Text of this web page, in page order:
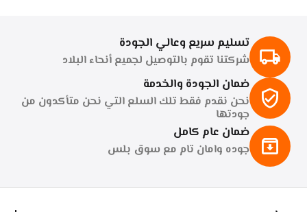
+ −
+ −
تسليم سريع وعالي الجودة
شركتنا تقوم بالتوصيل لجميع أنحاء البلاد
ضمان الجودة والخدمة
نحن نقدم فقط تلك السلع التي نحن متأكدون من
جودتها
ضمان عام كامل
جوده وامان تام مع سوق بلس